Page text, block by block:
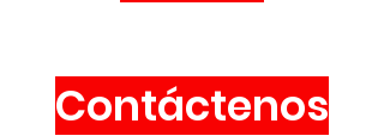
Contáctenos